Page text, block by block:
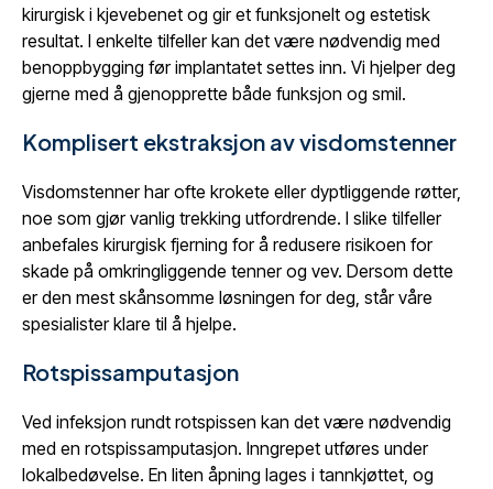
kirurgisk i kjevebenet og gir et funksjonelt og estetisk
resultat. I enkelte tilfeller kan det være nødvendig med
benoppbygging før implantatet settes inn. Vi hjelper deg
gjerne med å gjenopprette både funksjon og smil.
Komplisert ekstraksjon av visdomstenner
Visdomstenner har ofte krokete eller dyptliggende røtter,
noe som gjør vanlig trekking utfordrende. I slike tilfeller
anbefales kirurgisk fjerning for å redusere risikoen for
skade på omkringliggende tenner og vev. Dersom dette
er den mest skånsomme løsningen for deg, står våre
spesialister klare til å hjelpe.
Rotspissamputasjon
Ved infeksjon rundt rotspissen kan det være nødvendig
med en rotspissamputasjon. Inngrepet utføres under
lokalbedøvelse. En liten åpning lages i tannkjøttet, og